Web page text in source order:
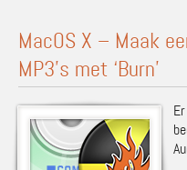
MacOS X – Maak
MP3’s met ‘Burn’